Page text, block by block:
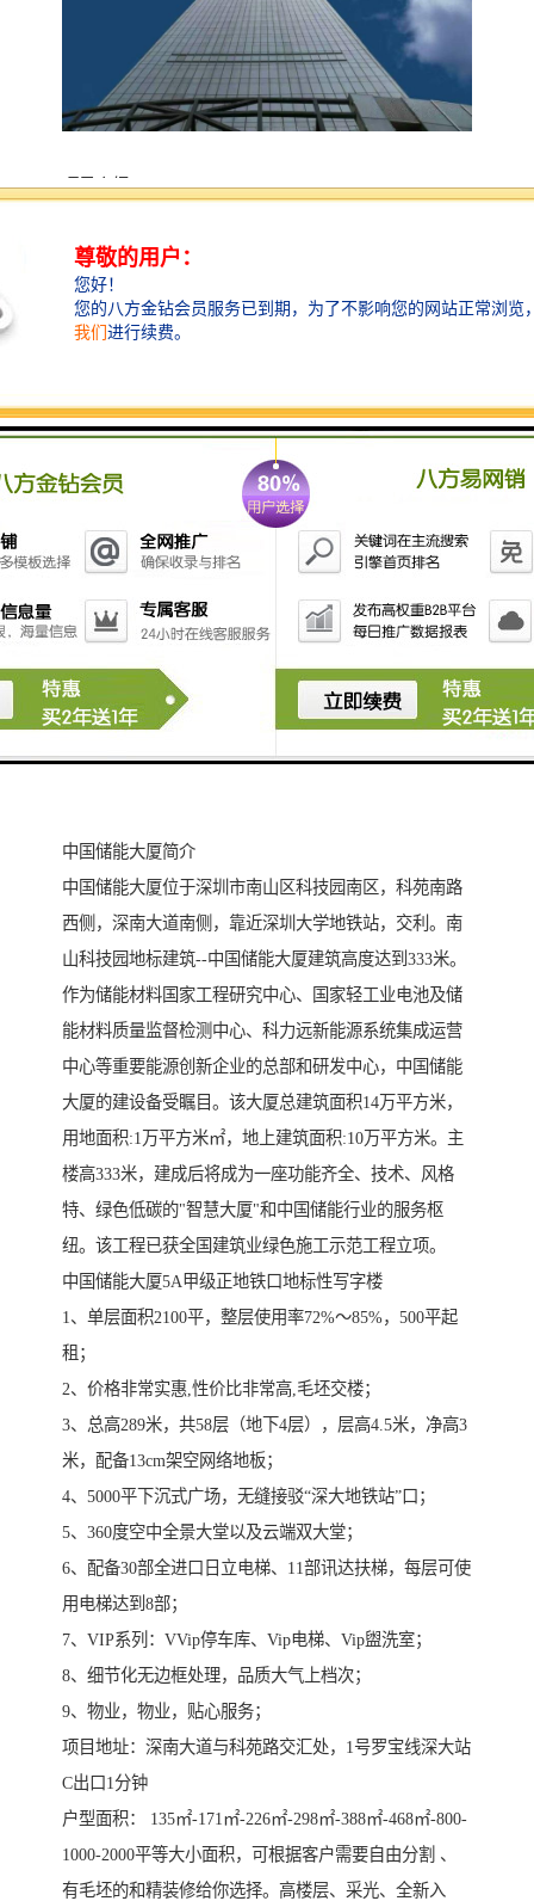
项目介绍
活拼合。项目高289米，为科技园地标建筑，位于深南大
道与科苑南路交汇处，紧邻深大地铁站，处于科技园核
心地段，作为深圳科能储能材料国家工程研究中心、国
发中心，是一栋建面14万平米，精工巨匠的超甲级5A纯
租赁写字楼。
中国储能大厦简介
中国储能大厦位于深圳市南山区科技园南区，科苑南路
西侧，深南大道南侧，靠近深圳大学地铁站，交利。南
山科技园地标建筑--中国储能大厦建筑高度达到333米。
作为储能材料国家工程研究中心、国家轻工业电池及储
能材料质量监督检测中心、科力远新能源系统集成运营
中心等重要能源创新企业的总部和研发中心，中国储能
大厦的建设备受瞩目。该大厦总建筑面积14万平方米，
用地面积:1万平方米㎡，地上建筑面积:10万平方米。主
楼高333米，建成后将成为一座功能齐全、技术、风格
特、绿色低碳的"智慧大厦"和中国储能行业的服务枢
纽。该工程已获全国建筑业绿色施工示范工程立项。
中国储能大厦5A甲级正地铁口地标性写字楼
1、单层面积2100平，整层使用率72%～85%，500平起
租；
2、价格非常实惠,性价比非常高,毛坯交楼；
3、总高289米，共58层（地下4层），层高4.5米，净高3
米，配备13cm架空网络地板；
4、5000平下沉式广场，无缝接驳“深大地铁站”口；
5、360度空中全景大堂以及云端双大堂；
6、配备30部全进口日立电梯、11部讯达扶梯，每层可使
用电梯达到8部；
7、VIP系列：VVip停车库、Vip电梯、Vip盥洗室；
8、细节化无边框处理，品质大气上档次；
9、物业，物业，贴心服务；
项目地址：深南大道与科苑路交汇处，1号罗宝线深大站
C出口1分钟
户型面积： 135㎡-171㎡-226㎡-298㎡-388㎡-468㎡-800-
1000-2000平等大小面积，可根据客户需要自由分割 、
有毛坯的和精装修给你选择。高楼层、采光、全新入